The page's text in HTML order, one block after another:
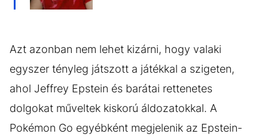
Azt azonban nem lehet kizárni, hogy valaki
egyszer tényleg játszott a játékkal a szigeten,
ahol Jeffrey Epstein és barátai rettenetes
dolgokat műveltek kiskorú áldozatokkal. A
Pokémon Go egyébként megjelenik az Epstein-